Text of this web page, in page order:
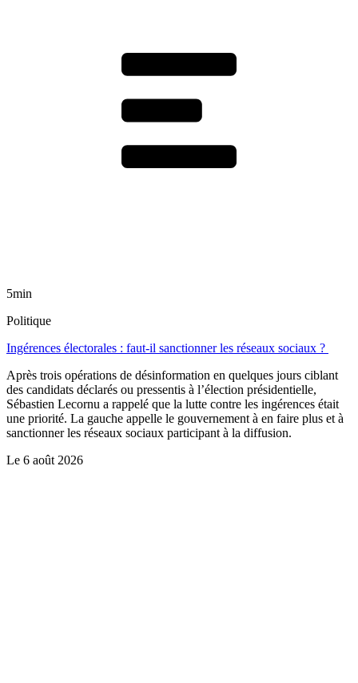
5min
Politique
Ingérences électorales : faut-il sanctionner les réseaux sociaux ?
Après trois opérations de désinformation en quelques jours ciblant
des candidats déclarés ou pressentis à l’élection présidentielle,
Sébastien Lecornu a rappelé que la lutte contre les ingérences était
une priorité. La gauche appelle le gouvernement à en faire plus et à
sanctionner les réseaux sociaux participant à la diffusion.
Le 6 août 2026